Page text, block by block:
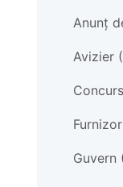
Anunț
Avizier
Guvern